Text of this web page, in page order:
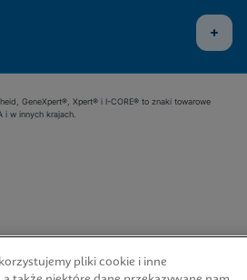
GeneXpert®, Xpert® i I-CORE® to znaki towarowe
i w innych krajach.
pliki cookie i inne